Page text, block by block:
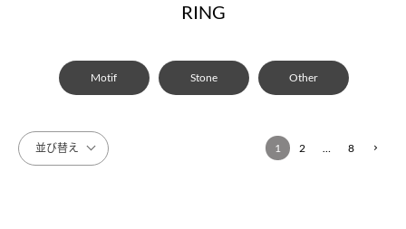
RING
Motif Stone Other
並び替え 1 2 … 8